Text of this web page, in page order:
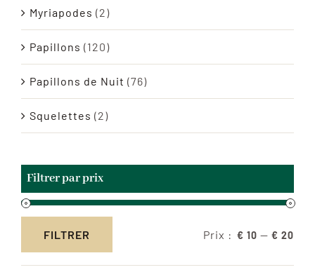
Myriapodes (2)
Papillons (120)
Papillons de Nuit (76)
Squelettes (2)
Filtrer par prix
min
max
FILTRER Prix : € 10 — € 20